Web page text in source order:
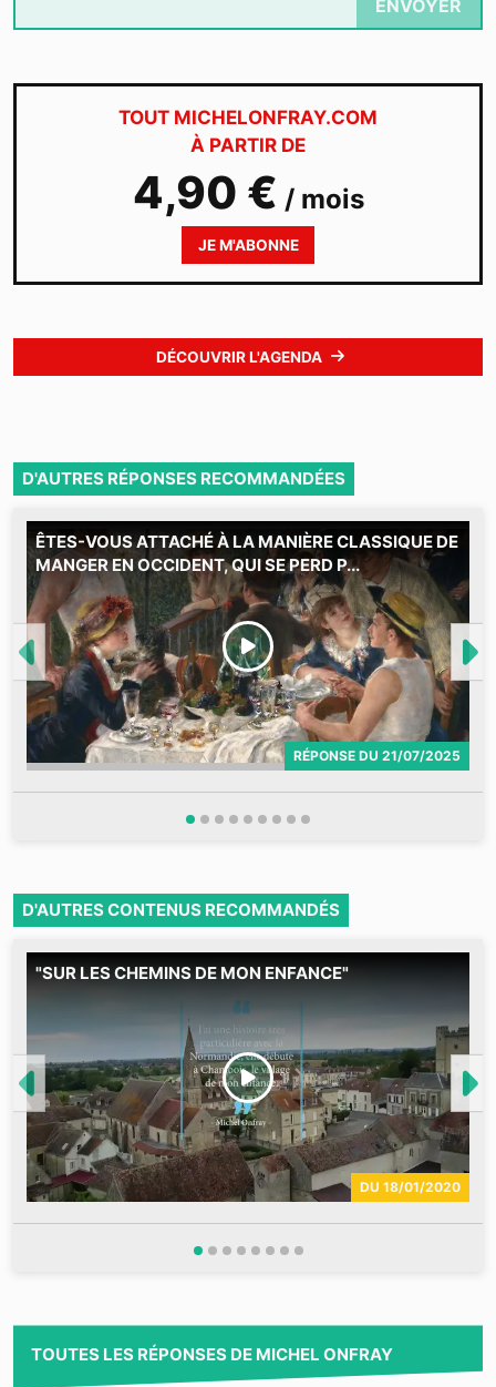
ENVOYER
TOUT MICHELONFRAY.COM
À PARTIR DE
4,90 € / mois
JE M'ABONNE
DÉCOUVRIR L'AGENDA
D'AUTRES RÉPONSES RECOMMANDÉES
ÊTES-VOUS ATTACHÉ À LA MANIÈRE CLASSIQUE DE
MANGER EN OCCIDENT, QUI SE PERD P...
RÉPONSE DU 21/07/2025
D'AUTRES CONTENUS RECOMMANDÉS
"SUR LES CHEMINS DE MON ENFANCE"
DU 18/01/2020
TOUTES LES RÉPONSES DE MICHEL ONFRAY